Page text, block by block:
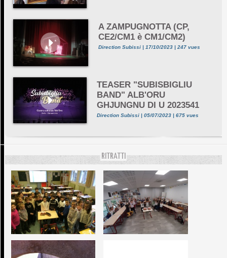
A ZAMPUGNOTTA (CP,
CE2/CM1 è CM1/CM2)
Direction Subissi | 17/10/2023 | 247 vues
TEASER "SUBISBIGLIU
BAND" ALB'ORU
GHJUNGNU DI U 2023541
Direction Subissi | 05/07/2023 | 675 vues
RITRATTI